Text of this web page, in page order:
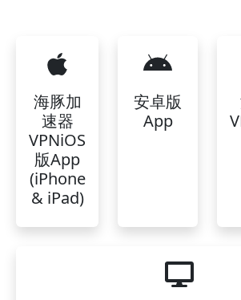
海豚加
速器
VPNiOS
版App
(iPhone
& iPad)
安卓版
App